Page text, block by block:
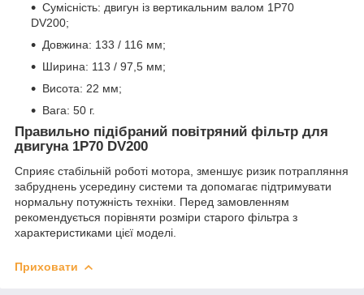
Сумісність: двигун із вертикальним валом 1P70
DV200;
Довжина: 133 / 116 мм;
Ширина: 113 / 97,5 мм;
Висота: 22 мм;
Вага: 50 г.
Правильно підібраний повітряний фільтр для
двигуна 1P70 DV200
Сприяє стабільній роботі мотора, зменшує ризик потрапляння
забруднень усередину системи та допомагає підтримувати
нормальну потужність техніки. Перед замовленням
рекомендується порівняти розміри старого фільтра з
характеристиками цієї моделі.
Приховати